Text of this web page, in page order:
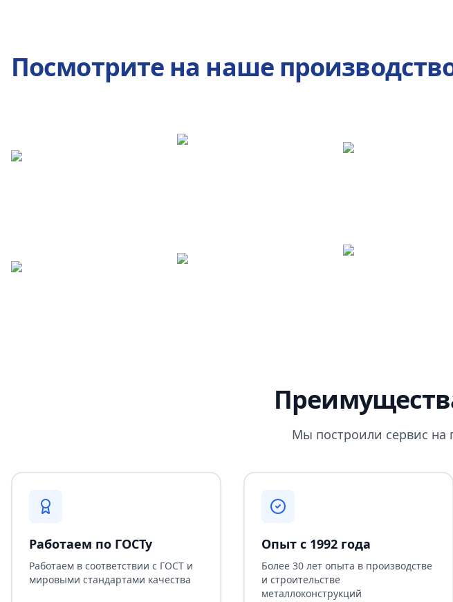
Посмотрите на наше
Мы построили сервис на
Работаем по ГОСТу
Работаем в соответствии с ГОСТ и
мировыми стандартами качества
Опыт с 1992 года
Более 30 лет опыта в производстве
и строительстве
металлоконструкций